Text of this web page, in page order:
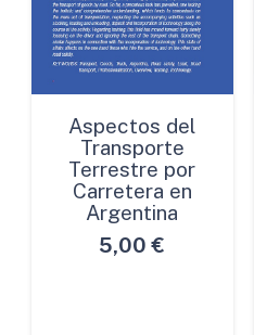
Aspectos del
Transporte
Terrestre por
Carretera en
Argentina
5,00 €